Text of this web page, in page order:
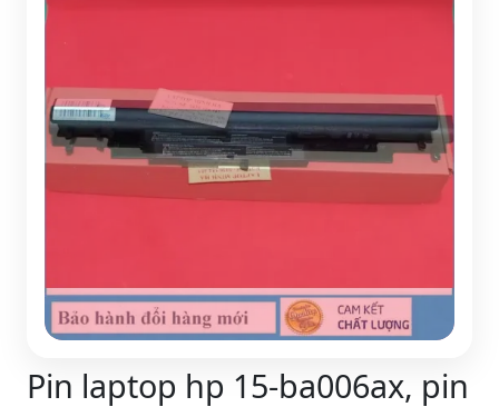
Pin laptop hp 15-ba006ax, pin